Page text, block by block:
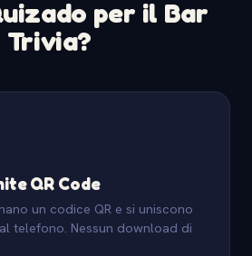
per il Bar
Trivia?
QR Code
un codice QR e si uniscono
telefono. Nessun download di